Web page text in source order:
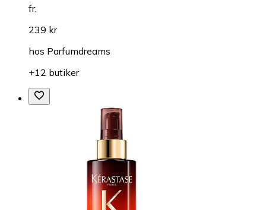
fr.
239 kr
hos Parfumdreams
+12 butiker